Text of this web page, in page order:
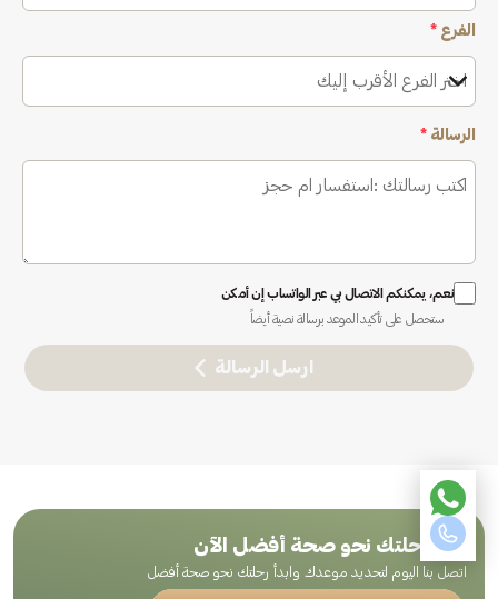
الفرع *
اختر الفرع الأقرب إليك
الرسالة *
نعم، يمكنكم الاتصال بي عبر الواتساب إن أمكن
ستحصل على تأكيد الموعد برسالة نصية أيضاً
ارسل الرسالة
ابدأ رحلتك نحو صحة أفضل الآن
اتصل بنا اليوم لتحديد موعدك وابدأ رحلتك نحو صحة أفضل